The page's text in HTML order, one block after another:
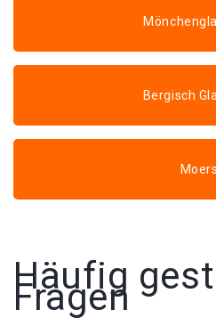
Bergisch
Moers
Häufig
Fragen